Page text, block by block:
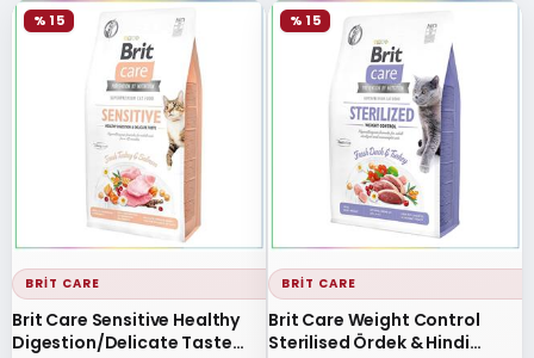
BRIT CARE
Brit Care Sensitive Healthy
Digestion/Delicate Taste
% 15
BRIT CARE
Brit Care Weight Control
Sterilised Ördek & Hindi
% 15